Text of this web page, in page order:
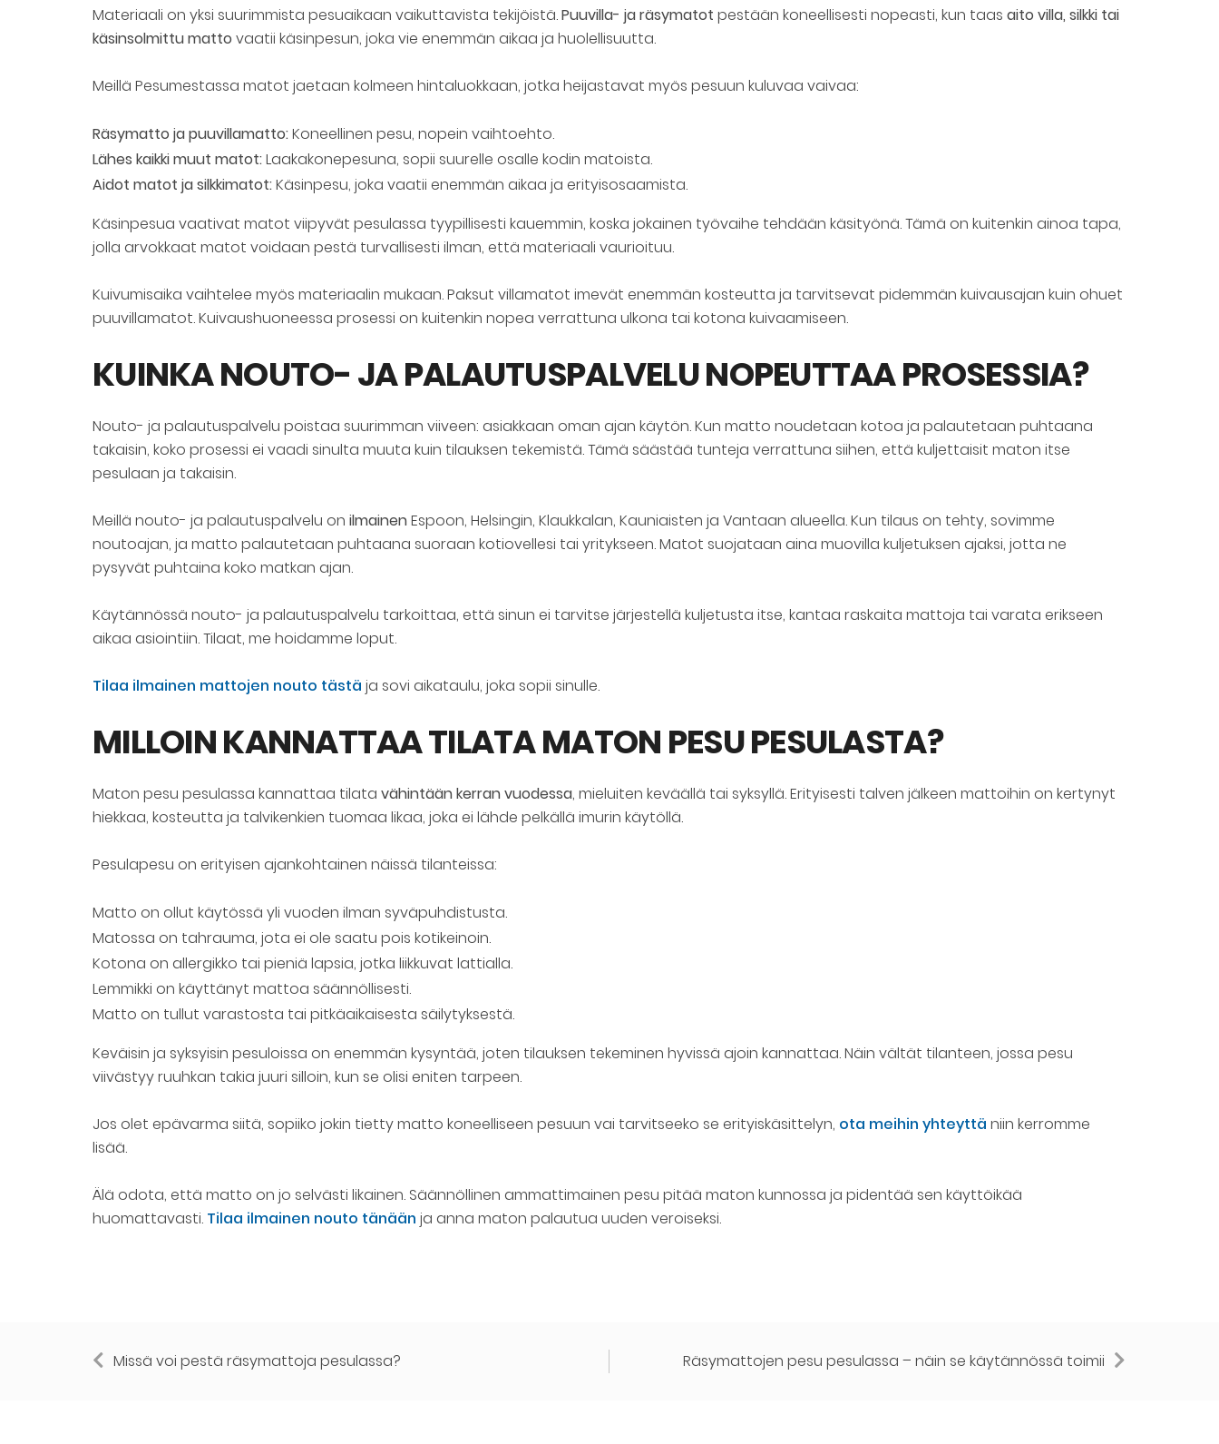
Materiaali on yksi suurimmista pesuaikaan vaikuttavista tekijöistä.Puuvilla- ja räsymatot pestään koneellisesti nopeasti, kun taas aito villa, silkki tai
käsinsolmittu matto vaatii käsinpesun, joka vie enemmän aikaa ja huolellisuutta.
Meillä Pesumestassa matot jaetaan kolmeen hintaluokkaan, jotka heijastavat myös pesuun kuluvaa vaivaa:
Räsymatto ja puuvillamatto:Koneellinen pesu, nopein vaihtoehto.
Lähes kaikki muut matot:Laakakonepesuna, sopii suurelle osalle kodin matoista.
Aidot matot ja silkkimatot:Käsinpesu, joka vaatii enemmän aikaa ja erityisosaamista.
Käsinpesua vaativat matot viipyvät pesulassa tyypillisesti kauemmin, koska jokainen työvaihe tehdään käsityönä. Tämä on kuitenkin ainoa tapa,
jolla arvokkaat matot voidaan pestä turvallisesti ilman, että materiaali vaurioituu.
Kuivumisaika vaihtelee myös materiaalin mukaan. Paksut villamatot imevät enemmän kosteutta ja tarvitsevat pidemmän kuivausajan kuin ohuet
puuvillamatot. Kuivaushuoneessa prosessi on kuitenkin nopea verrattuna ulkona tai kotona kuivaamiseen.
KUINKA NOUTO- JA PALAUTUSPALVELU NOPEUTTAA PROSESSIA?
Nouto- ja palautuspalvelu poistaa suurimman viiveen: asiakkaan oman ajan käytön. Kun matto noudetaan kotoa ja palautetaan puhtaana
takaisin, koko prosessi ei vaadi sinulta muuta kuin tilauksen tekemistä. Tämä säästää tunteja verrattuna siihen, että kuljettaisit maton itse
pesulaan ja takaisin.
Meillä nouto- ja palautuspalvelu on ilmainenEspoon, Helsingin, Klaukkalan, Kauniaisten ja Vantaan alueella. Kun tilaus on tehty, sovimme
noutoajan, ja matto palautetaan puhtaana suoraan kotiovellesi tai yritykseen. Matot suojataan aina muovilla kuljetuksen ajaksi, jotta ne
pysyvät puhtaina koko matkan ajan.
Käytännössä nouto- ja palautuspalvelu tarkoittaa, että sinun ei tarvitse järjestellä kuljetusta itse, kantaa raskaita mattoja tai varata erikseen
aikaa asiointiin. Tilaat, me hoidamme loput.
Tilaa ilmainen mattojen nouto tästä ja sovi aikataulu, joka sopii sinulle.
MILLOIN KANNATTAA TILATA MATON PESU PESULASTA?
Maton pesu pesulassa kannattaa tilata vähintään kerran vuodessa, mieluiten keväällä tai syksyllä. Erityisesti talven jälkeen mattoihin on kertynyt
hiekkaa, kosteutta ja talvikenkien tuomaa likaa, joka ei lähde pelkällä imurin käytöllä.
Pesulapesu on erityisen ajankohtainen näissä tilanteissa:
Matto on ollut käytössä yli vuoden ilman syväpuhdistusta.
Matossa on tahrauma, jota ei ole saatu pois kotikeinoin.
Kotona on allergikko tai pieniä lapsia, jotka liikkuvat lattialla.
Lemmikki on käyttänyt mattoa säännöllisesti.
Matto on tullut varastosta tai pitkäaikaisesta säilytyksestä.
Keväisin ja syksyisin pesuloissa on enemmän kysyntää, joten tilauksen tekeminen hyvissä ajoin kannattaa. Näin vältät tilanteen, jossa pesu
viivästyy ruuhkan takia juuri silloin, kun se olisi eniten tarpeen.
Jos olet epävarma siitä, sopiiko jokin tietty matto koneelliseen pesuun vai tarvitseeko se erityiskäsittelyn, ota meihin yhteyttä niin kerromme
lisää.
Älä odota, että matto on jo selvästi likainen. Säännöllinen ammattimainen pesu pitää maton kunnossa ja pidentää sen käyttöikää
huomattavasti. Tilaa ilmainen nouto tänään ja anna maton palautua uuden veroiseksi.
Missä voi pestä räsymattoja pesulassa? Räsymattojen pesu pesulassa – näin se käytännössä toimii